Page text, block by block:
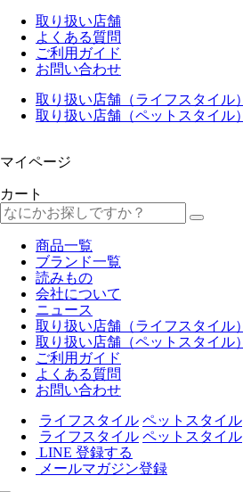
取り扱い店舗
よくある質問
ご利用ガイド
お問い合わせ
取り扱い店舗（ライフスタイル）
取り扱い店舗（ペットスタイル）
マイページ
カート
商品一覧
ブランド一覧
読みもの
会社について
ニュース
取り扱い店舗（ライフスタイル）
取り扱い店舗（ペットスタイル）
ご利用ガイド
よくある質問
お問い合わせ
ライフスタイル ペットスタイル
ライフスタイル ペットスタイル
LINE 登録する
メールマガジン登録